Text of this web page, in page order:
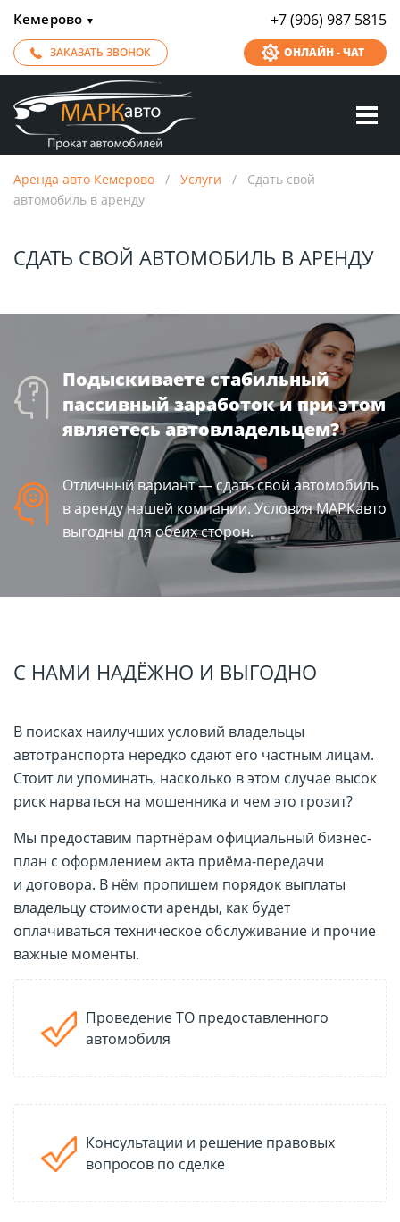
Кемерово ▼ +7 (906) 987 5815
ЗАКАЗАТЬ ЗВОНОК ОНЛАЙН - ЧАТ
Аренда авто Кемерово / Услуги / Сдать свой
автомобиль в аренду
СДАТЬ СВОЙ АВТОМОБИЛЬ В АРЕНДУ
Подыскиваете стабильный
пассивный заработок и при этом
являетесь автовладельцем?
Отличный вариант — сдать свой автомобиль
в аренду нашей компании. Условия МАРКавто
выгодны для обеих сторон.
C НАМИ НАДЁЖНО И ВЫГОДНО
В поисках наилучших условий владельцы
автотранспорта нередко сдают его частным лицам.
Стоит ли упоминать, насколько в этом случае высок
риск нарваться на мошенника и чем это грозит?
Мы предоставим партнёрам официальный бизнес-
план с оформлением акта приёма-передачи
и договора. В нём пропишем порядок выплаты
владельцу стоимости аренды, как будет
оплачиваться техническое обслуживание и прочие
важные моменты.
Проведение ТО предоставленного
автомобиля
Консультации и решение правовых
вопросов по сделке